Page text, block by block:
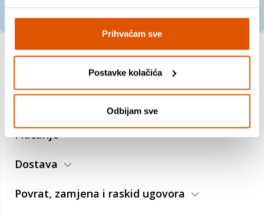
Prihvaćam sve
Postavke kolačića
Odbijam sve
Plaćanje
Dostava
Povrat, zamjena i raskid ugovora